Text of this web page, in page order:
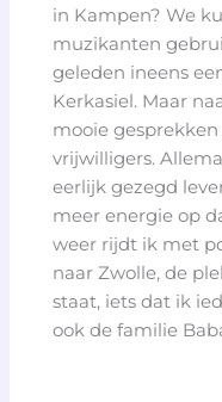
in Kampen? We
muzikanten
geleden ineens
Kerkasiel. Maar
mooie
vrijwilligers.
eerlijk gezegd
meer energie op
weer rijdt ik met
naar Zwolle, de
staat, iets dat ik
ook de familie